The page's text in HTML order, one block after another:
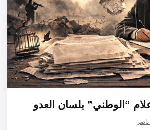
“الوطني” بلسان العدو
ناصر